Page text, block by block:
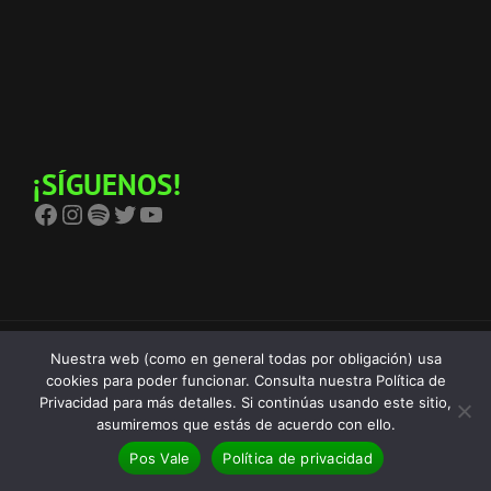
¡SÍGUENOS!
Facebook Instagram Spotify Twitter YouTube
Copyright © 2026The Birra's Terror Política De Privacidad
Euphony PorCatch Themes
Nuestra web (como en general todas por obligación) usa
cookies para poder funcionar. Consulta nuestra Política de
Privacidad para más detalles. Si continúas usando este sitio,
asumiremos que estás de acuerdo con ello.
Pos Vale
Política de privacidad